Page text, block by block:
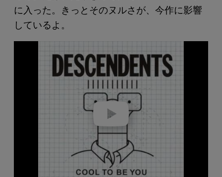
に入った。きっとそのヌルさが、今作に影響
しているよ。